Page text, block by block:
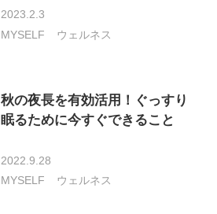
2023.2.3
MYSELF
ウェルネス
秋の夜長を有効活用！ぐっすり
眠るために今すぐできること
2022.9.28
MYSELF
ウェルネス